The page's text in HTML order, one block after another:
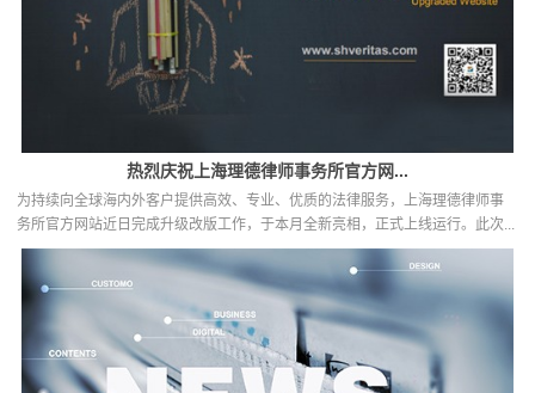
热烈庆祝上海理德律师事务所官方网...
为持续向全球海内外客户提供高效、专业、优质的法律服务，上海理德律师事
务所官方网站近日完成升级改版工作，于本月全新亮相，正式上线运行。此次...